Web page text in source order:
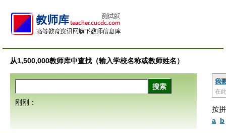
从1,500,000教师库中查找（输入学校名称或教师姓名）
我
在
按
a b
刚刚：